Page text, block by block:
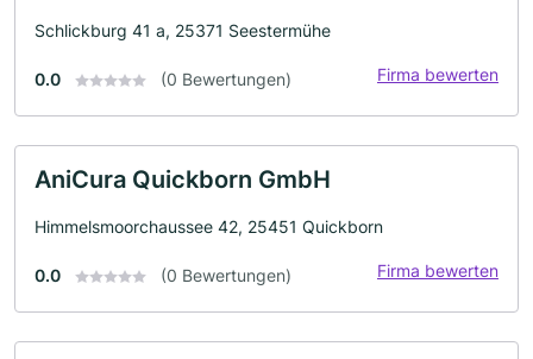
Schlickburg 41 a, 25371 Seestermühe
0.0 (0 Bewertungen) Firma bewerten
AniCura Quickborn GmbH
Himmelsmoorchaussee 42, 25451 Quickborn
0.0 (0 Bewertungen) Firma bewerten